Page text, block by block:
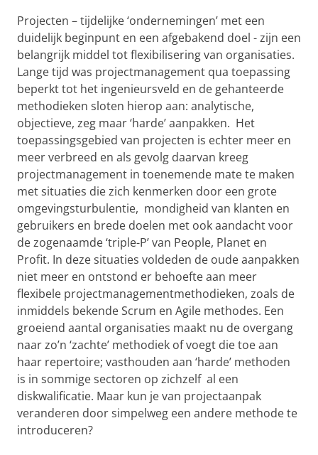
Projecten – tijdelijke ‘ondernemingen’ met een
duidelijk beginpunt en een afgebakend doel - zijn een
belangrijk middel tot flexibilisering van organisaties.
Lange tijd was projectmanagement qua toepassing
beperkt tot het ingenieursveld en de gehanteerde
methodieken sloten hierop aan: analytische,
objectieve, zeg maar ‘harde’ aanpakken. Het
toepassingsgebied van projecten is echter meer en
meer verbreed en als gevolg daarvan kreeg
projectmanagement in toenemende mate te maken
met situaties die zich kenmerken door een grote
omgevingsturbulentie, mondigheid van klanten en
gebruikers en brede doelen met ook aandacht voor
de zogenaamde ‘triple-P’ van People, Planet en
Profit. In deze situaties voldeden de oude aanpakken
niet meer en ontstond er behoefte aan meer
flexibele projectmanagementmethodieken, zoals de
inmiddels bekende Scrum en Agile methodes. Een
groeiend aantal organisaties maakt nu de overgang
naar zo’n ‘zachte’ methodiek of voegt die toe aan
haar repertoire; vasthouden aan ‘harde’ methoden
is in sommige sectoren op zichzelf al een
diskwalificatie. Maar kun je van projectaanpak
veranderen door simpelweg een andere methode te
introduceren?